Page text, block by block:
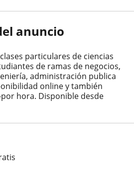
anuncio
particulares de ciencias
de ramas de negocios,
administración publica
online y también
hora. Disponible desde